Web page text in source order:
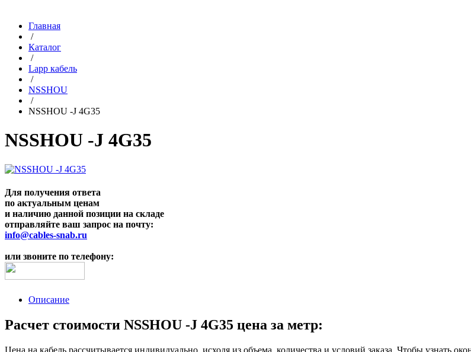
Главная
/
Каталог
/
Lapp кабель
/
NSSHOU
/
NSSHOU -J 4G35
NSSHOU -J 4G35
Для получения ответа
по актуальным ценам
и наличию данной позиции на складе
отправляйте ваш запрос на почту:
info@cables-snab.ru
или звоните по телефону:
Описание
Расчет стоимости NSSHOU -J 4G35 цена за метр: